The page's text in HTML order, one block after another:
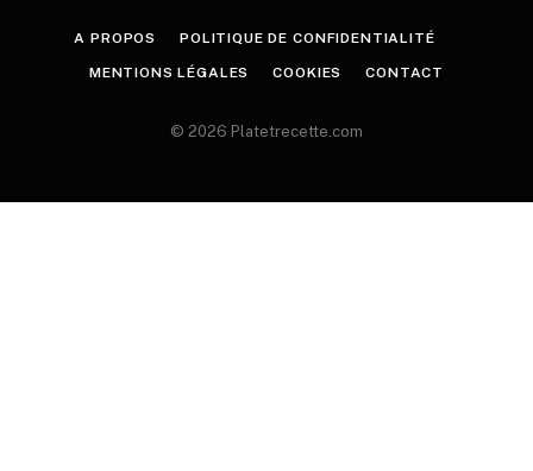
A PROPOS POLITIQUE DE CONFIDENTIALITÉ
MENTIONS LÉGALES COOKIES CONTACT
© 2026 Platetrecette.com